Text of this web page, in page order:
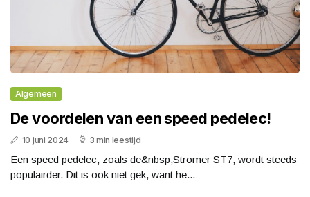
Algemeen
De voordelen van een speed pedelec!
10 juni 2024 3 min leestijd
Een speed pedelec, zoals de&nbsp;Stromer ST7, wordt steeds
populairder. Dit is ook niet gek, want he...